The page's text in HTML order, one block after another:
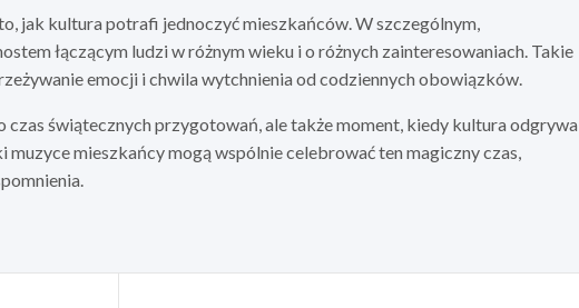
jak kultura potrafi jednoczyć mieszkańców. W szczególnym,
łączącym ludzi w różnym wieku i o różnych zainteresowaniach. Takie
emocji i chwila wytchnienia od codziennych obowiązków.
czas świątecznych przygotowań, ale także moment, kiedy kultura odgrywa
mieszkańcy mogą wspólnie celebrować ten magiczny czas,